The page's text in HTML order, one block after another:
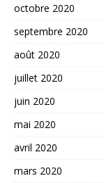
octobre 2020
septembre 2020
août 2020
juillet 2020
juin 2020
mai 2020
avril 2020
mars 2020